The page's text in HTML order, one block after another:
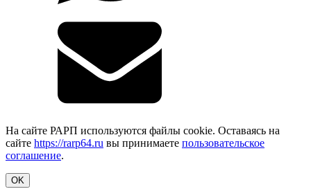
На сайте РАРП используются файлы cookie. Оставаясь на
сайте https://rarp64.ru вы принимаете пользовательское
соглашение.
OK